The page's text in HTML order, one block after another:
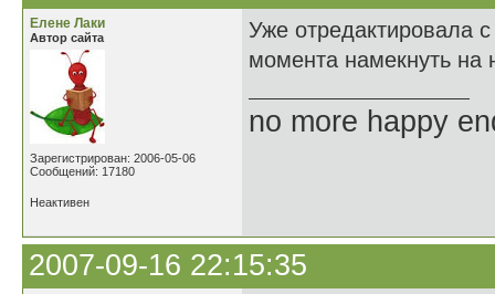
Елене Лаки
Автор сайта
Зарегистрирован: 2006-05-06
Сообщений: 17180
Уже отредактировала
момента намекнуть на
no more happy
Неактивен
2007-09-16 22:15:35